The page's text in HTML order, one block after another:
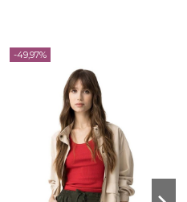
-49,97%